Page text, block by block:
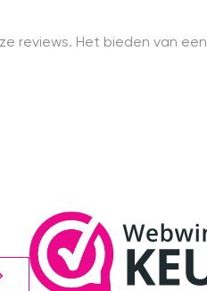
reviews. Het bieden van een